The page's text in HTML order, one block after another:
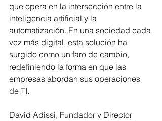
que opera en la intersección entre la
inteligencia artificial y la
automatización. En una sociedad cada
vez más digital, esta solución ha
surgido como un faro de cambio,
redefiniendo la forma en que las
empresas abordan sus operaciones
de TI.
David Adissi, Fundador y Director